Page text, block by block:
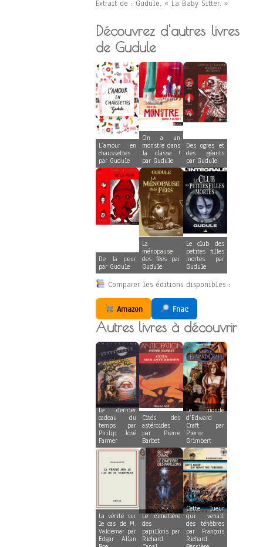
Extrait de : Gudule. « La Baby Sitter. »
Découvrez d'autres livres
de Gudule
L’amour en
chaussettes
par Gudule
On a un
monstre dans
la classe !
par Gudule
Des ogres et
des géants
par Gudule
De la peur
par Gudule
La
ménopause
des fées par
Gudule
Le club des
petites filles
mortes par
Gudule
Comparer les éditions disponibles :
Amazon Fnac
Autres livres à découvrir
Le dernier
cadeau du
temps par
Philip José
Farmer
Cités des
astéroides
par Pierre
Barbet
Le monde
d’Edward
Craft par
Pierre
Grimbert
La vérité sur
le cas de M.
Valdemar par
Edgar Allan
Le cimetière
des
papillons par
Richard
Cette lueur
qui venait
des ténèbres
par François
Richard-